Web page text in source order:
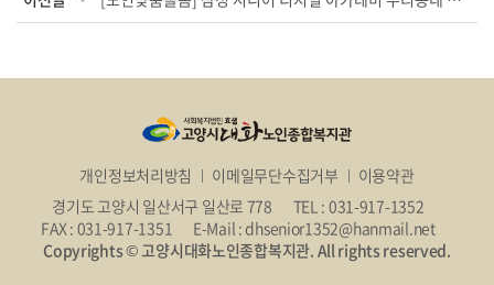
개인정보처리방침 이메일무단수집거부
이용약관
경기도 고양시 일산서구 일산로 778
TEL : 031-917-1352
FAX : 031-917-1351
E-Mail : dhsenior1352@hanmail.net
Copyrights © 고양시대화노인종합복지관. All rights reserved.